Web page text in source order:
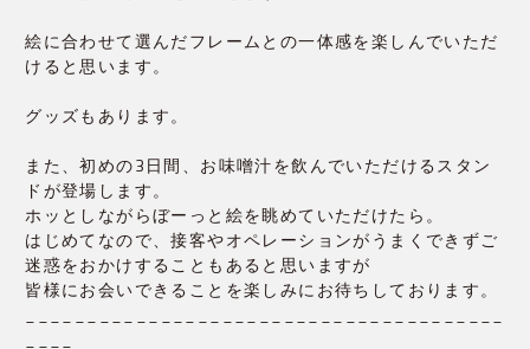
絵に合わせて選んだフレームとの一体感を楽しんでいただ
けると思います。
グッズもあります。
また、初めの3日間、お味噌汁を飲んでいただけるスタン
ドが登場します。
ホッとしながらぼーっと絵を眺めていただけたら。
はじめてなので、接客やオペレーションがうまくできずご
迷惑をおかけすることもあると思いますが
皆様にお会いできることを楽しみにお待ちしております。